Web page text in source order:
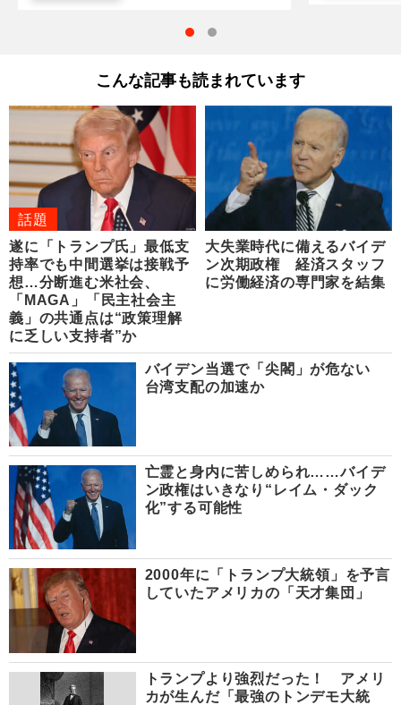
こんな記事も読まれています
話題
遂に「トランプ氏」最低支
持率でも中間選挙は接戦予
想…分断進む米社会、
「MAGA」「民主社会主
義」の共通点は“政策理解
に乏しい支持者”か
大失業時代に備えるバイデ
ン次期政権 経済スタッフ
に労働経済の専門家を結集
バイデン当選で「尖閣」が危ない
台湾支配の加速か
亡霊と身内に苦しめられ……バイデ
ン政権はいきなり“レイム・ダック
化”する可能性
2000年に「トランプ大統領」を予言
していたアメリカの「天才集団」
トランプより強烈だった！ アメリ
カが生んだ「最強のトンデモ大統